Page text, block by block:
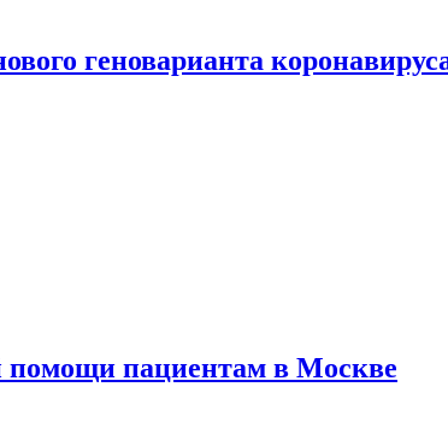
геноварианта
помощи пациентам в Москве